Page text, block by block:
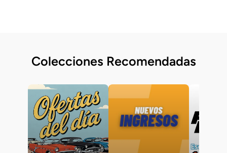
Colecciones Recomendadas